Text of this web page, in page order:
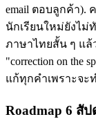
email ตอบลูกค้า).
นักเรียนใหม่ยังไม่
ภาษาไทยสั้น ๆ แล้
"correction on the
แก้ทุกคำเพราะจะ
Roadmap 6 สั